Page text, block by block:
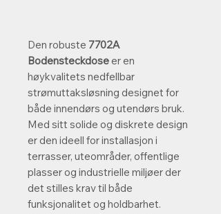
Den robuste 7702A
Bodensteckdose er en
høykvalitets nedfellbar
strømuttaksløsning designet for
både innendørs og utendørs bruk.
Med sitt solide og diskrete design
er den ideell for installasjon i
terrasser, uteområder, offentlige
plasser og industrielle miljøer der
det stilles krav til både
funksjonalitet og holdbarhet.